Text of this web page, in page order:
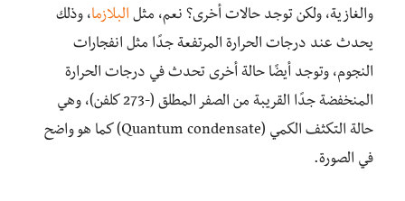
والغازية، ولكن توجد حالات أخرى؟ نعم، مثل البلازما، وذلك
يحدث عند درجات الحرارة المرتفعة جدًا مثل انفجارات
النجوم، وتوجد أيضًا حالة أخرى تحدث في درجات الحرارة
المنخفضة جدًا القريبة من الصفر المطلق (-273 كلفن)، وهي
حالة التكثف الكمي (Quantum condensate) كما هو واضح
في الصورة.